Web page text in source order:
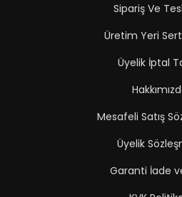
Sipariş Ve
Üretim Yeri
Üyelik İptal
Mesafeli Satış
Üyelik
Garanti İade